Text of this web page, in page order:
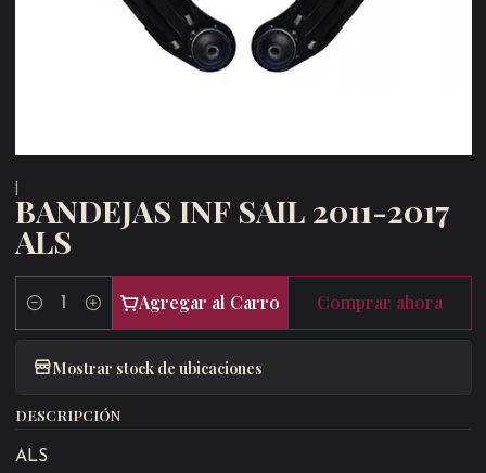
BANDEJAS INF SAIL 2011-2017
ALS
Cantidad
Agregar al Carro Comprar ahora
Mostrar stock de ubicaciones
DESCRIPCIÓN
ALS